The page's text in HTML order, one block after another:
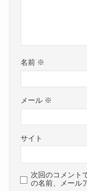
名前 ※
メール ※
サイト
次回のコメント
の名前、メール